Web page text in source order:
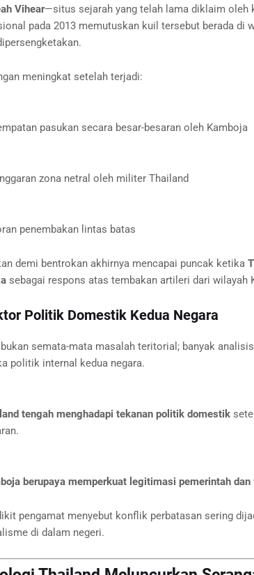
Vihear—situs sejarah yang telah lama diklaim oleh
pada 2013 memutuskan kuil tersebut berada di
meningkat setelah terjadi:
pasukan secara besar-besaran oleh Kamboja
zona netral oleh militer Thailand
penembakan lintas batas
demi bentrokan akhirnya mencapai puncak ketika
sebagai respons atas tembakan artileri dari wilayah
Politik Domestik Kedua Negara
semata-mata masalah teritorial; banyak
politik internal kedua negara.
tengah menghadapi tekanan politik domestik
berupaya memperkuat legitimasi pemerintah
pengamat menyebut konflik perbatasan sering
di dalam negeri.